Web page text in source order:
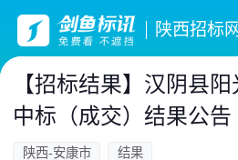
陕西招标网
【招标结果】汉阴县
中标（成交）结果公告
陕西-安康市 结果